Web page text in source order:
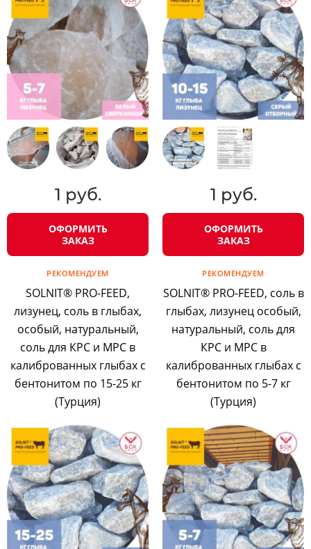
1 руб.
ОФОРМИТЬ
ЗАКАЗ
1 руб.
ОФОРМИТЬ
ЗАКАЗ
РЕКОМЕНДУЕМ
SOLNIT® PRO-FEED,
лизунец, соль в глыбах,
особый, натуральный,
соль для КРС и МРС в
калиброванных глыбах с
бентонитом по 15-25 кг
(Турция)
РЕКОМЕНДУЕМ
SOLNIT® PRO-FEED, соль в
глыбах, лизунец особый,
натуральный, соль для
КРС и МРС в
калиброванных глыбах с
бентонитом по 5-7 кг
(Турция)